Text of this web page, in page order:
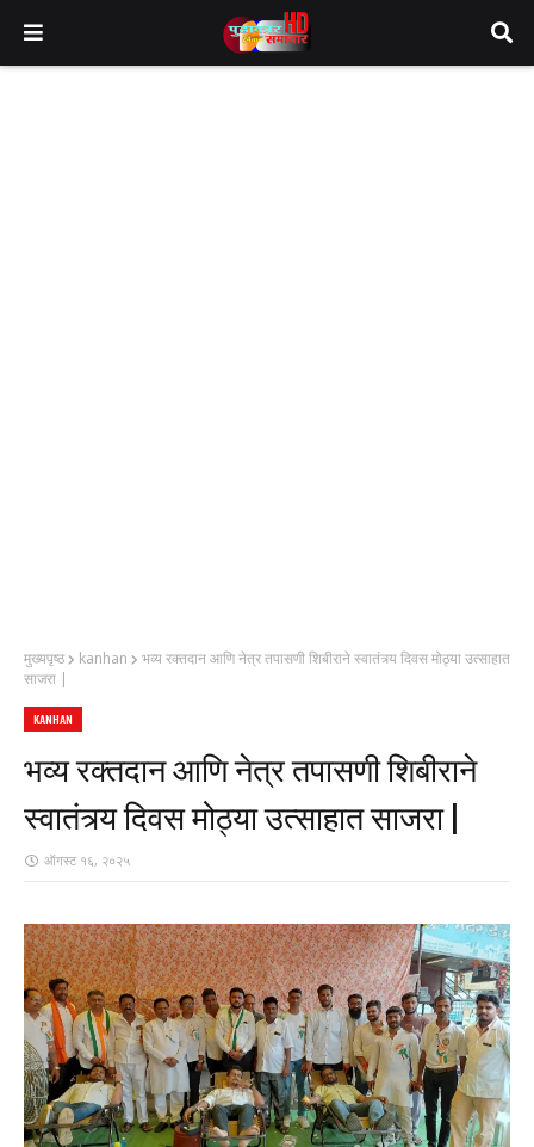
मुख्यपृष्ठ kanhan
भव्य रक्तदान आणि नेत्र तपासणी शिबीराने स्वातंत्र्य दिवस मोठ्या उत्साहात
साजरा |
KANHAN
भव्य रक्तदान आणि नेत्र तपासणी शिबीराने
स्वातंत्र्य दिवस मोठ्या उत्साहात साजरा |
ऑगस्ट १६, २०२५